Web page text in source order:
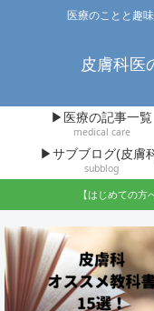
医療のことと趣
皮膚科医
▶医療の記事一覧
medical care
▶サブブログ(皮膚
subblog
【はじめての